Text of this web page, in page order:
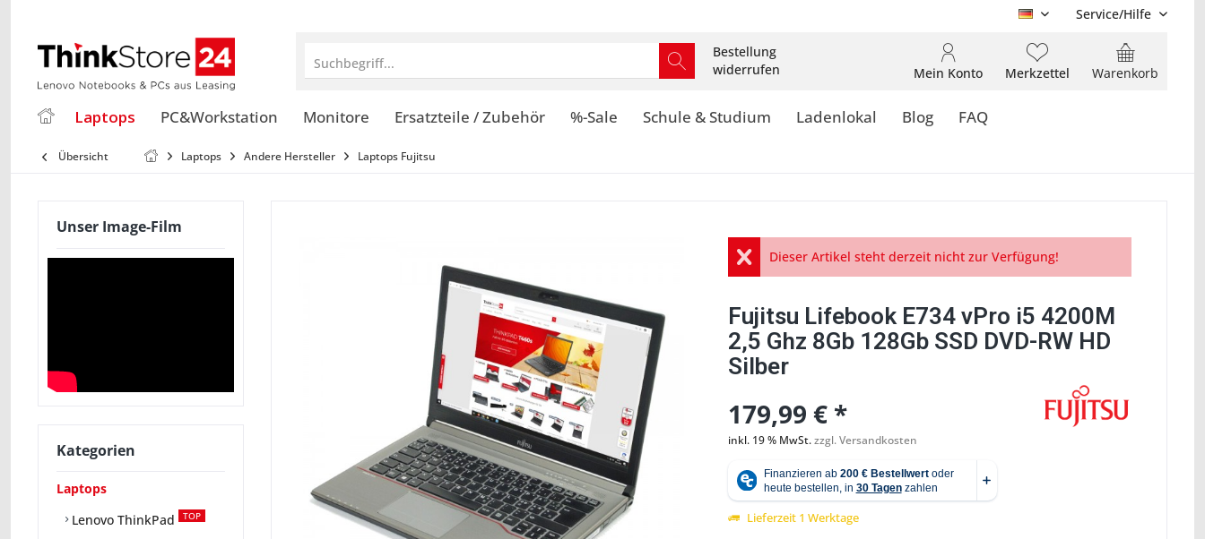
DE Service/Hilfe
Suchbegriff...
Bestellung
widerrufen
Warenkorb
Merkzettel
Mein Konto
Laptops PC&Workstation Monitore Ersatzteile / Zubehör %-Sale Schule & Studium Ladenlokal Blog FAQ
Übersicht Laptops Andere Hersteller Laptops Fujitsu
Unser Image-Film
Kategorien
Laptops
Lenovo ThinkPad
TOP
Dieser Artikel steht derzeit nicht zur Verfügung!
Fujitsu Lifebook E734 vPro i5 4200M
2,5 Ghz 8Gb 128Gb SSD DVD-RW HD
Silber
179,99 € *
inkl. 19 % MwSt.zzgl. Versandkosten
Lieferzeit 1 Werktage